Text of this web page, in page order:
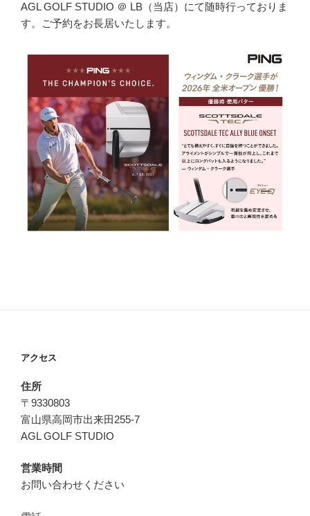
AGL GOLF STUDIO ＠ LB（当店）にて随時行っておりま
す。ご予約をお長居いたします。
アクセス
住所
〒9330803
富山県高岡市出来田255-7
AGL GOLF STUDIO
営業時間
お問い合わせください